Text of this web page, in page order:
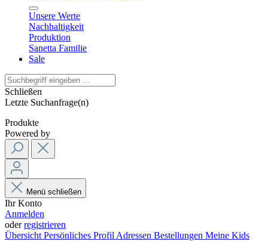
Unsere Werte
Nachhaltigkeit
Produktion
Sanetta Familie
Sale
Schließen
Letzte Suchanfrage(n)
Produkte
Powered by
Menü schließen
Ihr Konto
Anmelden
oderregistrieren
Übersicht Persönliches Profil Adressen Bestellungen Meine Kids